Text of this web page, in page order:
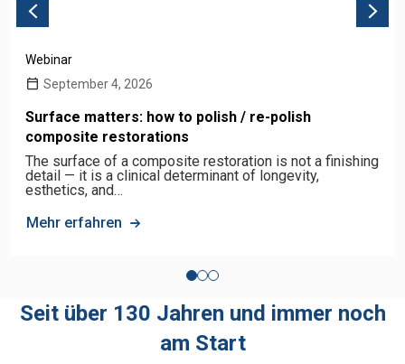
Webinar
September 4, 2026
Surface matters: how to polish / re-polish
composite restorations
The surface of a composite restoration is not a finishing
detail — it is a clinical determinant of longevity,
esthetics, and…
Mehr erfahren
Seit über 130 Jahren und immer noch
am Start